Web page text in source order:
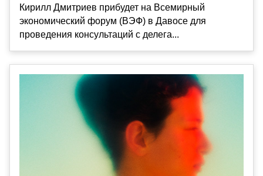
Кирилл Дмитриев прибудет на Всемирный
экономический форум (ВЭФ) в Давосе для
проведения консультаций с делега...